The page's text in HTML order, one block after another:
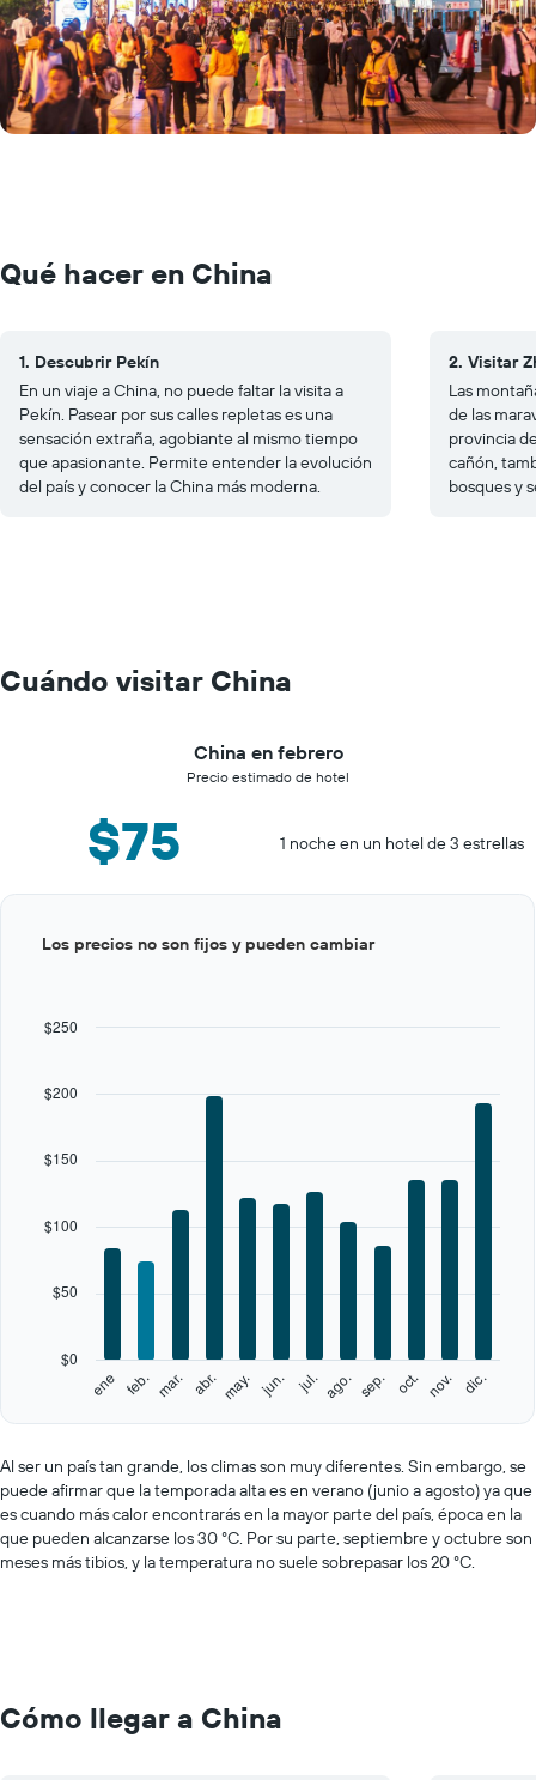
Qué hacer en China
1. Descubrir Pekín
En un viaje a China, no puede faltar la visita a
Pekín. Pasear por sus calles repletas es una
sensación extraña, agobiante al mismo tiempo
que apasionante. Permite entender la evolución
del país y conocer la China más moderna.
2. Visitar
Las
de las
provincia
cañón,
bosques y
Cuándo visitar China
China en febrero
Precio estimado de hotel
$75 1 noche en un hotel de 3 estrellas
Range:
categories.
values.
Range:
0
to
250.
graphic.
ene feb. mar. abr. may. jun. jul. ago. sep. oct. nov. dic.
$0
$50
$100
$150
$200
$250
Los precios no son fijos y pueden cambiar
interactive
Al ser un país tan grande, los climas son muy diferentes. Sin embargo, se
puede afirmar que la temporada alta es en verano (junio a agosto) ya que
es cuando más calor encontrarás en la mayor parte del país, época en la
que pueden alcanzarse los 30 °C. Por su parte, septiembre y octubre son
meses más tibios, y la temperatura no suele sobrepasar los 20 °C.
Cómo llegar a China